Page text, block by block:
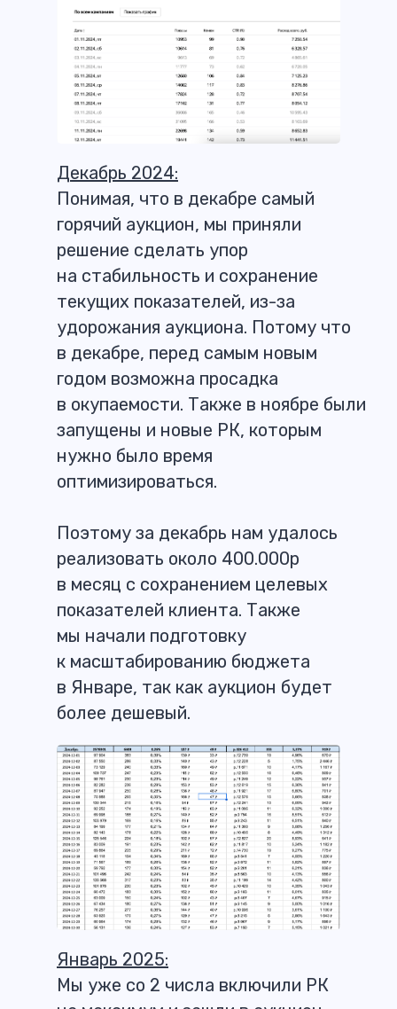
Декабрь 2024:
Понимая, что в декабре самый
горячий аукцион, мы приняли
решение сделать упор
на стабильность и сохранение
текущих показателей, из-за
удорожания аукциона. Потому что
в декабре, перед самым новым
годом возможна просадка
в окупаемости. Также в ноябре были
запущены и новые РК, которым
нужно было время
оптимизироваться.
Поэтому за декабрь нам удалось
реализовать около 400.000р
в месяц с сохранением целевых
показателей клиента. Также
мы начали подготовку
к масштабированию бюджета
в Январе, так как аукцион будет
более дешевый.
Январь 2025:
Мы уже со 2 числа включили РК